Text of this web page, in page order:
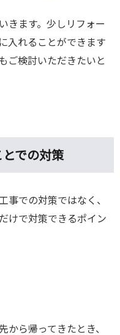
きます。少しリフォー
入れることができます
ご検討いただきたいと
での対策
事での対策ではなく、
けで対策できるポイン
から帰ってきたとき、